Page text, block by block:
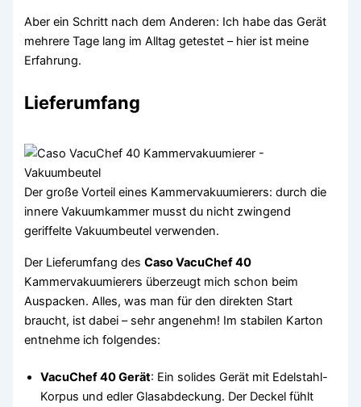
Aber ein Schritt nach dem Anderen: Ich habe das Gerät
mehrere Tage lang im Alltag getestet – hier ist meine
Erfahrung.
Lieferumfang
Der große Vorteil eines Kammervakuumierers: durch die
innere Vakuumkammer musst du nicht zwingend
geriffelte Vakuumbeutel verwenden.
Der Lieferumfang desCaso VacuChef 40
Kammervakuumierers überzeugt mich schon beim
Auspacken. Alles, was man für den direkten Start
braucht, ist dabei – sehr angenehm! Im stabilen Karton
entnehme ich folgendes:
VacuChef 40 Gerät: Ein solides Gerät mit Edelstahl-
Korpus und edler Glasabdeckung. Der Deckel fühlt